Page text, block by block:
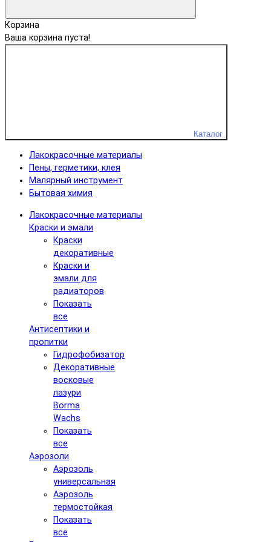
Корзина
Ваша корзина пуста!
Каталог
Лакокрасочные материалы
Пены, герметики, клея
Малярный инструмент
Бытовая химия
Лакокрасочные материалы
Краски и эмали
Краски
декоративные
Краски и
эмали для
радиаторов
Показать
все
Антисептики и
пропитки
Гидрофобизатор
Декоративные
восковые
лазури
Borma
Wachs
Показать
все
Аэрозоли
Аэрозоль
универсальная
Аэрозоль
термостойкая
Показать
все